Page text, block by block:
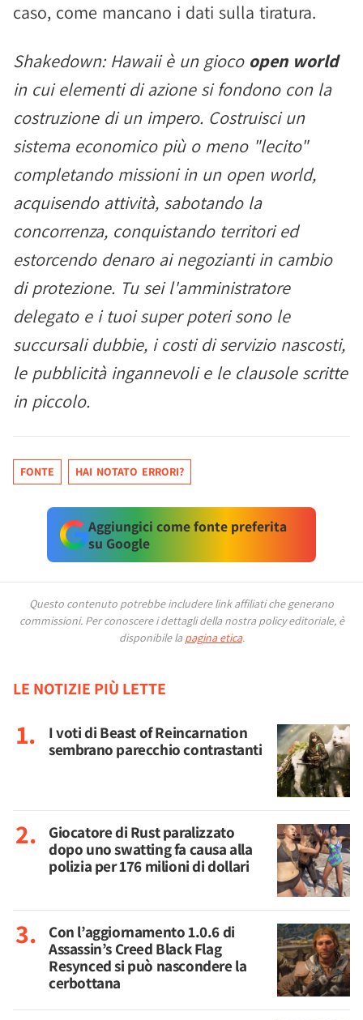
caso, come mancano i dati sulla tiratura.
Shakedown: Hawaii è un gioco open world
in cui elementi di azione si fondono con la
costruzione di un impero. Costruisci un
sistema economico più o meno "lecito"
completando missioni in un open world,
acquisendo attività, sabotando la
concorrenza, conquistando territori ed
estorcendo denaro ai negozianti in cambio
di protezione. Tu sei l'amministratore
delegato e i tuoi super poteri sono le
succursali dubbie, i costi di servizio nascosti,
le pubblicità ingannevoli e le clausole scritte
in piccolo.
FONTE HAI NOTATO ERRORI?
Aggiungici come fonte preferita
su Google
Questo contenuto potrebbe includere link affiliati che generano
commissioni. Per conoscere i dettagli della nostra policy editoriale, è
disponibile la pagina etica.
LE NOTIZIE PIÙ LETTE
I voti di Beast of Reincarnation
sembrano parecchio contrastanti
Giocatore di Rust paralizzato
dopo uno swatting fa causa alla
polizia per 176 milioni di dollari
Con l’aggiornamento 1.0.6 di
Assassin’s Creed Black Flag
Resynced si può nascondere la
cerbottana